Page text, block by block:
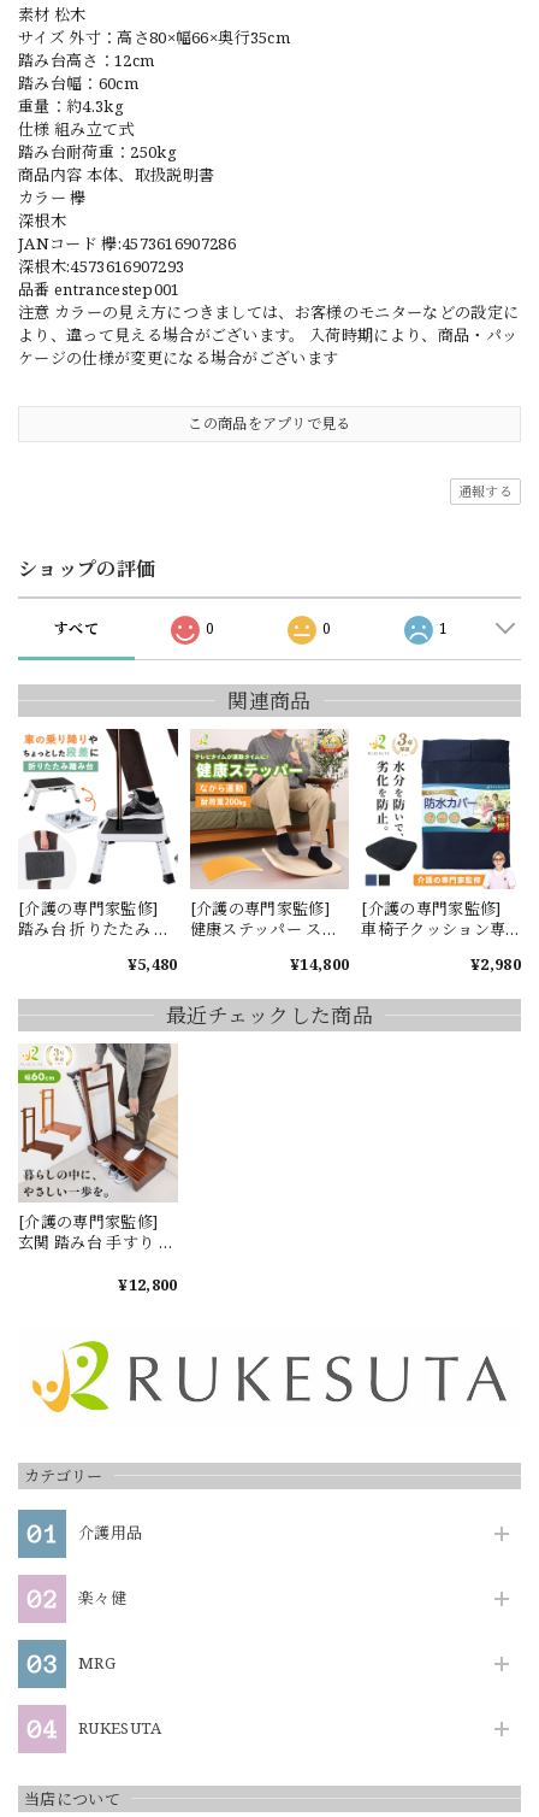
カテゴリー
介護用品
楽々健
MRG
RUKESUTA
当店について
素材 松木
サイズ 外寸：高さ80×幅66×奥行35cm
踏み台高さ：12cm
踏み台幅：60cm
重量：約4.3kg
仕様 組み立て式
踏み台耐荷重：250kg
商品内容 本体、取扱説明書
カラー 欅
深根木
JANコード 欅:4573616907286
深根木:4573616907293
品番 entrancestep001
注意 カラーの見え方につきましては、お客様のモニターなどの設定に
より、違って見える場合がございます。 入荷時期により、商品・パッ
ケージの仕様が変更になる場合がございます
この商品をアプリで見る
通報する
ショップの評価
すべて 0 0 1
関連商品
[介護の専門家監修]
踏み台 折りたたみ 高
ップ台 折りたたみ式
ベランダ 足台 段差 補
助 車の乗り降り サポ
ート 滑り止め付き コ
ンパクト お風呂 足腰
新商品 介護 高齢 敬老
の日 父の日 プレゼン
ト コンパクト 高さ調
整 MR
¥5,480
[介護の専門家監修]
健康ステッパー ステ
齢者 ダイエット リハ
実用的 ながら運動 耐
荷重200kg 踏み台 フ
¥14,800
[介護の専門家監修]
車椅子クッション専
¥2,980
最近チェックした商品
[介護の専門家監修]
玄関 踏み台 手すり 介
くだけ 玄関台 玄関踏
台 天然木 転倒防止 段
差 ギフト プレゼント
安全 補助 敬老の日
RUKESUTA 補助具 踏
収納
¥12,800